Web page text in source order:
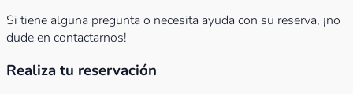
Si tiene alguna pregunta o necesita ayuda con su reserva, ¡no
dude en contactarnos!
Realiza tu reservación